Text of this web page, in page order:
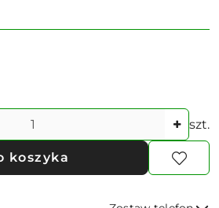
szt.
koszyka